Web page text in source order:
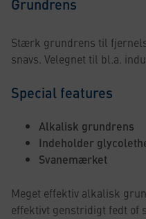
Stærk grundrens til
snavs. Velegnet til bl.a.
Special features
Alkalisk grundrens
Indeholder
Svanemærket
Meget effektiv alkalisk
effektivt genstridigt fedt of